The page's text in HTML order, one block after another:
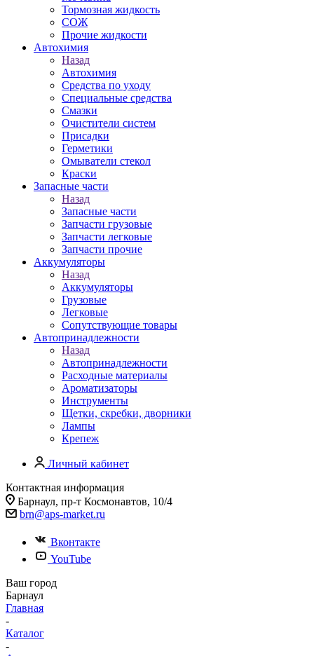
Тормозная жидкость
СОЖ
Прочие жидкости
Автохимия
Назад
Автохимия
Средства по уходу
Специальные средства
Смазки
Очистители систем
Присадки
Герметики
Омыватели стекол
Краски
Запасные части
Назад
Запасные части
Запчасти грузовые
Запчасти легковые
Запчасти прочие
Аккумуляторы
Назад
Аккумуляторы
Грузовые
Легковые
Сопутствующие товары
Автопринадлежности
Назад
Автопринадлежности
Расходные материалы
Ароматизаторы
Инструменты
Щетки, скребки, дворники
Лампы
Крепеж
Личный кабинет
Контактная информация
Барнаул, пр-т Космонавтов, 10/4
brn@aps-market.ru
Вконтакте
YouTube
Ваш город
Барнаул
Главная
-
Каталог
-